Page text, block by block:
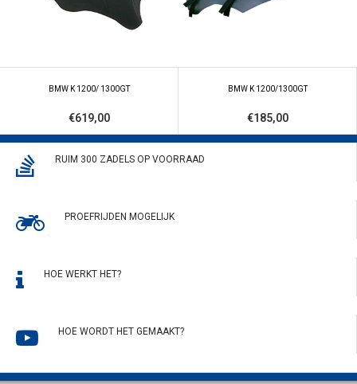
BMW K 1200/ 1300GT
€619,00
BMW K 1200/1300GT
€185,00
RUIM 300 ZADELS OP VOORRAAD
PROEFRIJDEN MOGELIJK
HOE WERKT HET?
HOE WORDT HET GEMAAKT?